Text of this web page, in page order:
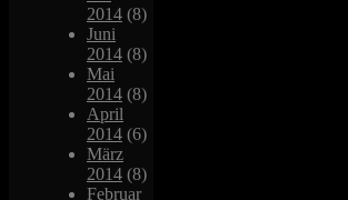
2014 (8)
Juni
2014 (8)
Mai
2014 (8)
April
2014 (6)
März
2014 (8)
Februar